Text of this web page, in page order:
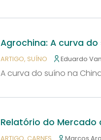
Agrochina: A curva
ARTIGO SUÍNO Eduardo
A curva do suíno na
Relatório do